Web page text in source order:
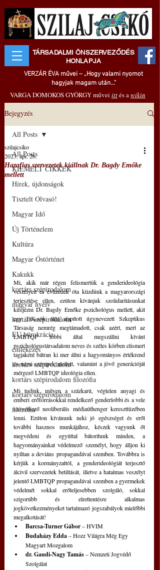
TÁRSADALMI ÖNSZERVEZŐDÉS
HONLAPJA
VERZÁR ÉVA művei – „Hogy valami nyomot
hagyjak magam után..."
VARGA DOMOKOS GYÖRGY művei ittés awikin
Bejegyzés
All Posts
KIEMELT CIKKEK
Hírek, újdonságok
Tisztelt Olvasó!
Magyar Idő
Új Történelem
Kultúra
Magyar Őstörténet
Kakukk
kortárs szépirodalom
magyar nyelv
kortárs szépirodalom
EU bürokrácia
emlékezés
kortárs szépirodalom
kortárs szépirodalom filozófia
kortárs szépirodalom
filozófia
All Posts
Hazafias szervezetek kiállnak Dr. Bagdy Emőke
mellett
szilajcsiko
2023. ápr. 26.
Mi, akik már régen felismertük a genderideológia
veszélyeit és évtizedek óta küzdünk a magyarországi
terjesztése ellen, ezúton kívánjuk szolidaritásunkat
kifejezni Dr. Bagdy Emőke pszichológus mellett, akit
egy DK-sok által alapított úgynevezett Szkeptikus
Társaság nemrég megtámadott, csak azért, mert az
LMBTQP lobbi által megszállni kívánt
pszichológustársadalom neves és széles körben elismert
tagjaként bátran ki mer állni a hagyományos értékrend
és nemi szerepek mellett, valamint a jövő generációját
mérgező LMBTQP ideológia ellen.
Mi tudjuk, milyen a százkarú, végtelen anyagi és
emberi erőforrásokkal rendelkező genderlobbi és a vele
szövetkező neoliberális médiaúthenger kereszttüzében
lenni. Ezúton kívánunk neki jó egészséget és erőt
további hasznos munkájához, készek vagyunk őt
megvédeni és egyúttal bátorítunk minden, a
hagyományainkat védelmező személyt, hogy álljon ki
nyíltan a deviáns propagandával szemben. Továbbra is
kérjük a kormányzattól, a genderideológiát terjesztő
álcivil szervezetek betiltását, illetve a hatalmas veszélyt
jelentő LMBTQP propagandával szemben a gyermekek
védelmét sokkal erőteljesebben szolgáló, sokkal
szigorúbb és elrettentésre alkalmas
jogkövetkezményeket tartalmazó jogszabályok mielőbbi
megalkotását!
Barcsa-Turner Gábor – HVIM
Budaházy Edda – Hozz Világra Még Egy
Magyart Mozgalom
dr. Gaudi-Nagy Tamás – Nemzeti Jogvédő
Szolgálat